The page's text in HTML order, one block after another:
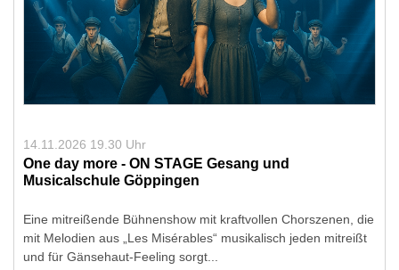
14.11.2026 19.30 Uhr
One day more - ON STAGE Gesang und
Musicalschule Göppingen
Eine mitreißende Bühnenshow mit kraftvollen Chorszenen, die
mit Melodien aus „Les Misérables“ musikalisch jeden mitreißt
und für Gänsehaut-Feeling sorgt...